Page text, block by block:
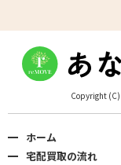
Copyright (C)
ホーム
宅配買取の流れ